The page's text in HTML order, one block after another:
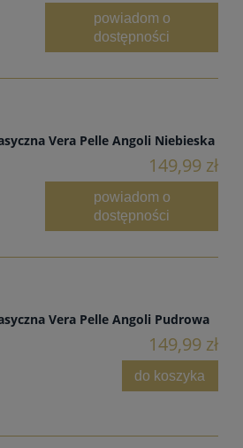
powiadom o
dostępności
Vera Pelle Angoli Niebieska
149,99 zł
powiadom o
dostępności
Vera Pelle Angoli Pudrowa
149,99 zł
do koszyka